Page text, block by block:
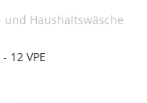
und Haushaltswäsche
12 VPE